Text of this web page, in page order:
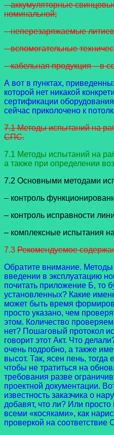
– аккумуляторные
номинальной;
– неперезаряжаемые
– вспомогательные
– кабельная продукция – в
А вот в пунктах,
которой нет никакой
сертификации
сейчас приколочено к
7.1 Методы испытаний на
СПС.
7.1 Методы испытаний на
а также при определении
7.2 Основными методами
– контроль
– контроль исправности
– комплексные испытания
7.3 Рекомендуемое
Обратите внимание. Методы
введении в эксплуатацию
почитать приложение Б, то
установленных? Какие
может быть время
просто указано, чем
этом. Количество
нет? Пошаговый протокол
говорит этот Акт. Что
очень подробно, а также
высот. Так, ясен пень,
чтобы не тратиться на
требования разве
проектной документации.
известность заказчика о
добавят, что ли? Или
всеми «косяками», как
проверкой на